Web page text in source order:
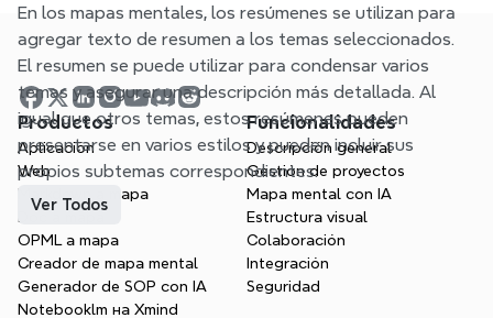
En los mapas mentales, los resúmenes se utilizan para
agregar texto de resumen a los temas seleccionados.
El resumen se puede utilizar para condensar varios
temas y asegurar una descripción más detallada. Al
igual que otros temas, estos resúmenes pueden
presentarse en varios estilos y pueden incluir sus
propios subtemas correspondientes.
Ver Todos
Productos
Aplicación
Web
Markdown a mapa
Doc a mapa
OPML a mapa
Creador de mapa mental
Generador de SOP con IA
Notebooklm на Xmind
Funcionalidades
Descripción general
Gestión de proyectos
Mapa mental con IA
Estructura visual
Colaboración
Integración
Seguridad